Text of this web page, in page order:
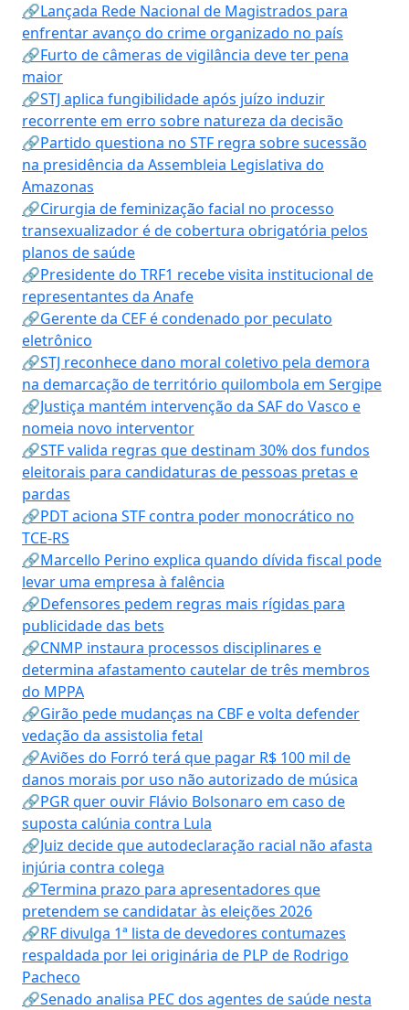
🔗Lançada Rede Nacional de Magistrados para
enfrentar avanço do crime organizado no país
🔗Furto de câmeras de vigilância deve ter pena
maior
🔗STJ aplica fungibilidade após juízo induzir
recorrente em erro sobre natureza da decisão
🔗Partido questiona no STF regra sobre sucessão
na presidência da Assembleia Legislativa do
Amazonas
🔗Cirurgia de feminização facial no processo
transexualizador é de cobertura obrigatória pelos
planos de saúde
🔗Presidente do TRF1 recebe visita institucional de
representantes da Anafe
🔗Gerente da CEF é condenado por peculato
eletrônico
🔗STJ reconhece dano moral coletivo pela demora
na demarcação de território quilombola em Sergipe
🔗Justiça mantém intervenção da SAF do Vasco e
nomeia novo interventor
🔗STF valida regras que destinam 30% dos fundos
eleitorais para candidaturas de pessoas pretas e
pardas
🔗PDT aciona STF contra poder monocrático no
TCE-RS
🔗Marcello Perino explica quando dívida fiscal pode
levar uma empresa à falência
🔗Defensores pedem regras mais rígidas para
publicidade das bets
🔗CNMP instaura processos disciplinares e
determina afastamento cautelar de três membros
do MPPA
🔗Girão pede mudanças na CBF e volta defender
vedação da assistolia fetal
🔗Aviões do Forró terá que pagar R$ 100 mil de
danos morais por uso não autorizado de música
🔗PGR quer ouvir Flávio Bolsonaro em caso de
suposta calúnia contra Lula
🔗Juiz decide que autodeclaração racial não afasta
injúria contra colega
🔗Termina prazo para apresentadores que
pretendem se candidatar às eleições 2026
🔗RF divulga 1ª lista de devedores contumazes
respaldada por lei originária de PLP de Rodrigo
Pacheco
🔗Senado analisa PEC dos agentes de saúde nesta